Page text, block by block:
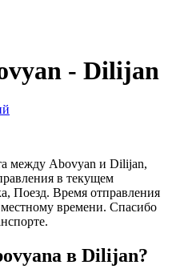
- Dilijan
между Abovyan и Dilijan,
в текущем
Поезд. Время отправления
времени. Спасибо
в Dilijan?